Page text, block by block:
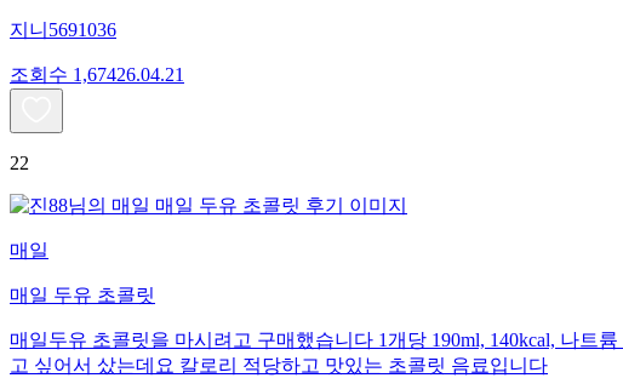
지니5691036
조회수 1,67426.04.21
22
매일
매일 두유 초콜릿
매일두유 초콜릿을 마시려고 구매했습니다 1개당 190ml, 140kcal, 나트
고 싶어서 샀는데요 칼로리 적당하고 맛있는 초콜릿 음료입니다